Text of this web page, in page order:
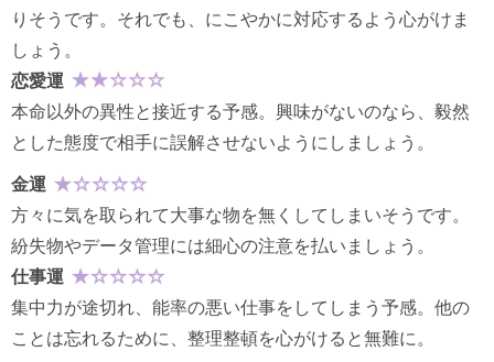
りそうです。それでも、にこやかに対応するよう心がけま
しょう。
恋愛運
本命以外の異性と接近する予感。興味がないのなら、毅然
とした態度で相手に誤解させないようにしましょう。
金運
方々に気を取られて大事な物を無くしてしまいそうです。
紛失物やデータ管理には細心の注意を払いましょう。
仕事運
集中力が途切れ、能率の悪い仕事をしてしまう予感。他の
ことは忘れるために、整理整頓を心がけると無難に。